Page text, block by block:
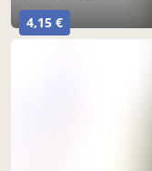
4,15 €